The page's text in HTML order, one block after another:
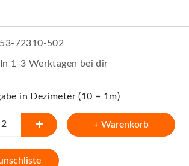
53-72310-502
In 1-3 Werktagen bei dir
in Dezimeter (10 = 1m)
+ Warenkorb